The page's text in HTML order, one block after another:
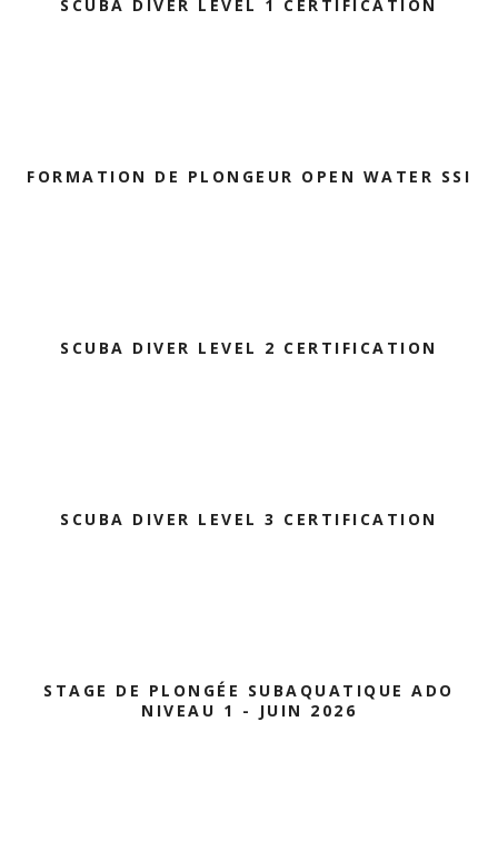
SCUBA DIVER LEVEL 1 CERTIFICATION
FORMATION DE PLONGEUR OPEN WATER SSI
SCUBA DIVER LEVEL 2 CERTIFICATION
SCUBA DIVER LEVEL 3 CERTIFICATION
STAGE DE PLONGÉE SUBAQUATIQUE ADO
NIVEAU 1 - JUIN 2026